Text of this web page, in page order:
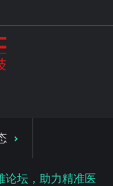
让人类生
论坛，助力精准医